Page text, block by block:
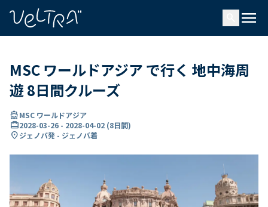
menu
MSC ワールドアジア で行く 地中海周
遊 8日間クルーズ
directions_boatMSC ワールドアジア
card_travel2028-03-26 - 2028-04-02 (8日間)
location_onジェノバ発 - ジェノバ着